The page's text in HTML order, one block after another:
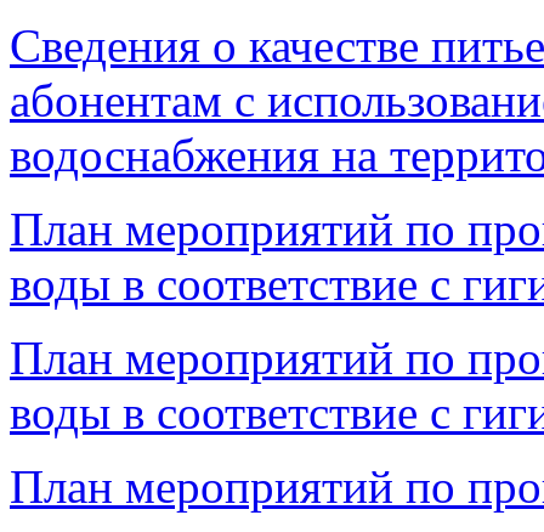
Cведения о качестве
абонентам с
водоснабжения на
План мероприятий по
воды в соответствие с
План мероприятий по
воды в соответствие с
План мероприятий по